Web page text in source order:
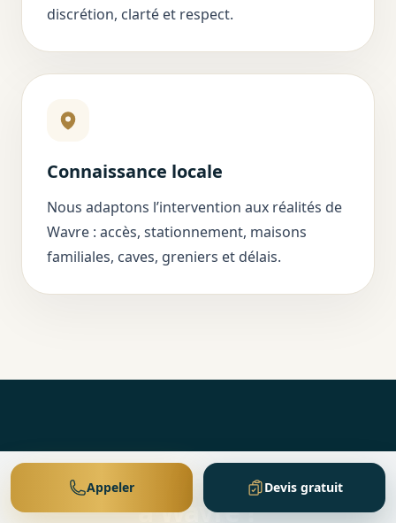
discrétion, clarté et respect.
Connaissance locale
Nous adaptons l’intervention aux réalités de
Wavre : accès, stationnement, maisons
familiales, caves, greniers et délais.
Pourquoi faire appel à nous
à Wavre ?
Appeler Devis gratuit